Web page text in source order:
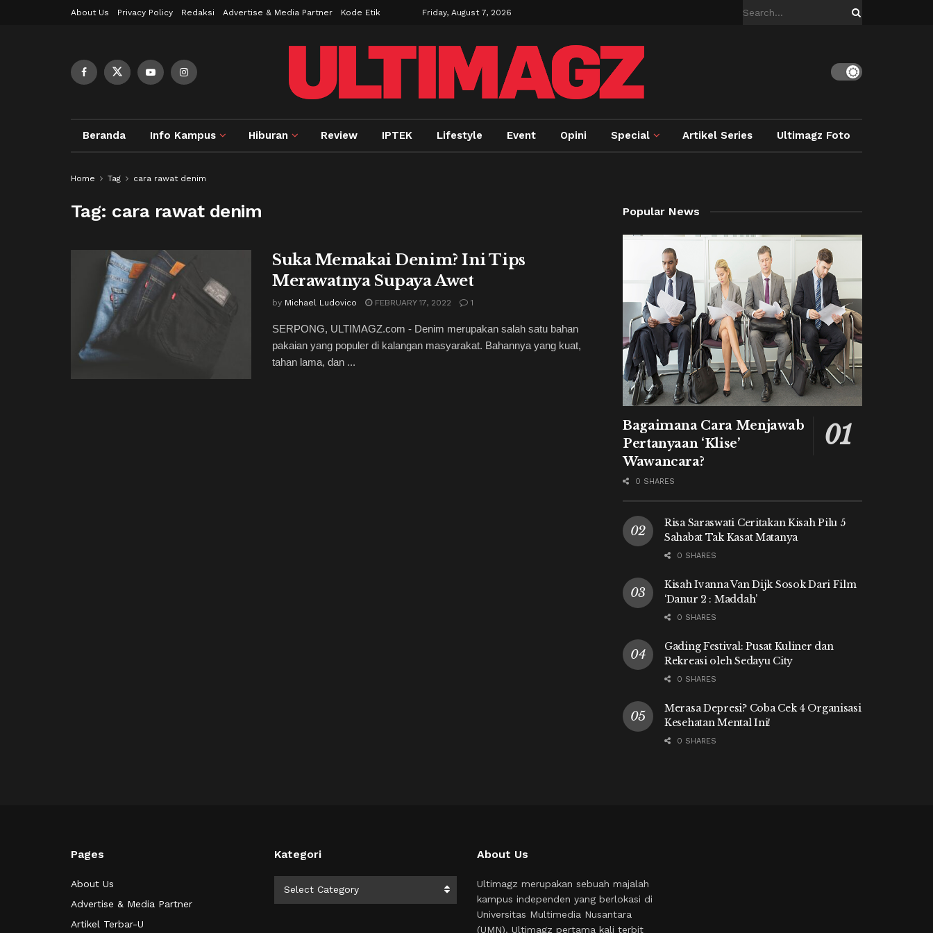
About Us Privacy Policy Redaksi Advertise & Media Partner Kode Etik Friday, August 7, 2026
Beranda Info Kampus Hiburan Review IPTEK Lifestyle Event Opini Special Artikel Series Ultimagz Foto
Home Tag cara rawat denim
Tag: cara rawat denim
Suka Memakai Denim? Ini Tips
Merawatnya Supaya Awet
by Michael Ludovico FEBRUARY 17, 2022 1
SERPONG, ULTIMAGZ.com - Denim merupakan salah satu bahan
pakaian yang populer di kalangan masyarakat. Bahannya yang kuat,
tahan lama, dan ...
Popular News
Bagaimana Cara Menjawab
Pertanyaan ‘Klise’
Wawancara?
0 SHARES
Risa Saraswati Ceritakan Kisah Pilu 5
Sahabat Tak Kasat Matanya
0 SHARES
Kisah Ivanna Van Dijk Sosok Dari Film
‘Danur 2 : Maddah’
0 SHARES
Gading Festival: Pusat Kuliner dan
Rekreasi oleh Sedayu City
0 SHARES
Merasa Depresi? Coba Cek 4 Organisasi
Kesehatan Mental Ini!
0 SHARES
Pages
About Us
Advertise & Media Partner
Artikel Terbar-U
Kategori
Select Category
About Us
Ultimagz merupakan sebuah majalah
kampus independen yang berlokasi di
Universitas Multimedia Nusantara
(UMN). Ultimagz pertama kali terbit